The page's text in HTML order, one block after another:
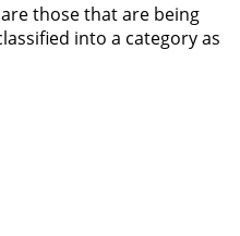
those that are being
into a category as